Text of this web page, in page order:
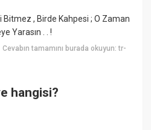
, Birde Kahpesi ; O Zaman
Yarasın . . !
Cevabın tamamını burada okuyun: tr-
hangisi?